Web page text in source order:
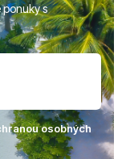
s
osobných